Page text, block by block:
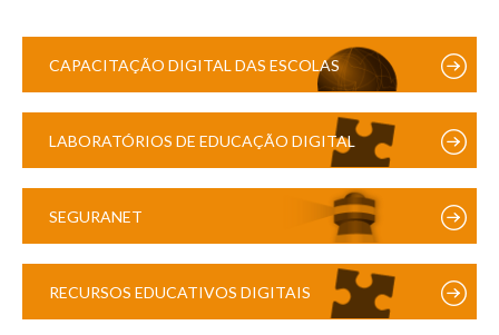
CAPACITAÇÃO DIGITAL DAS ESCOLAS
LABORATÓRIOS DE EDUCAÇÃO DIGITAL
SEGURANET
RECURSOS EDUCATIVOS DIGITAIS